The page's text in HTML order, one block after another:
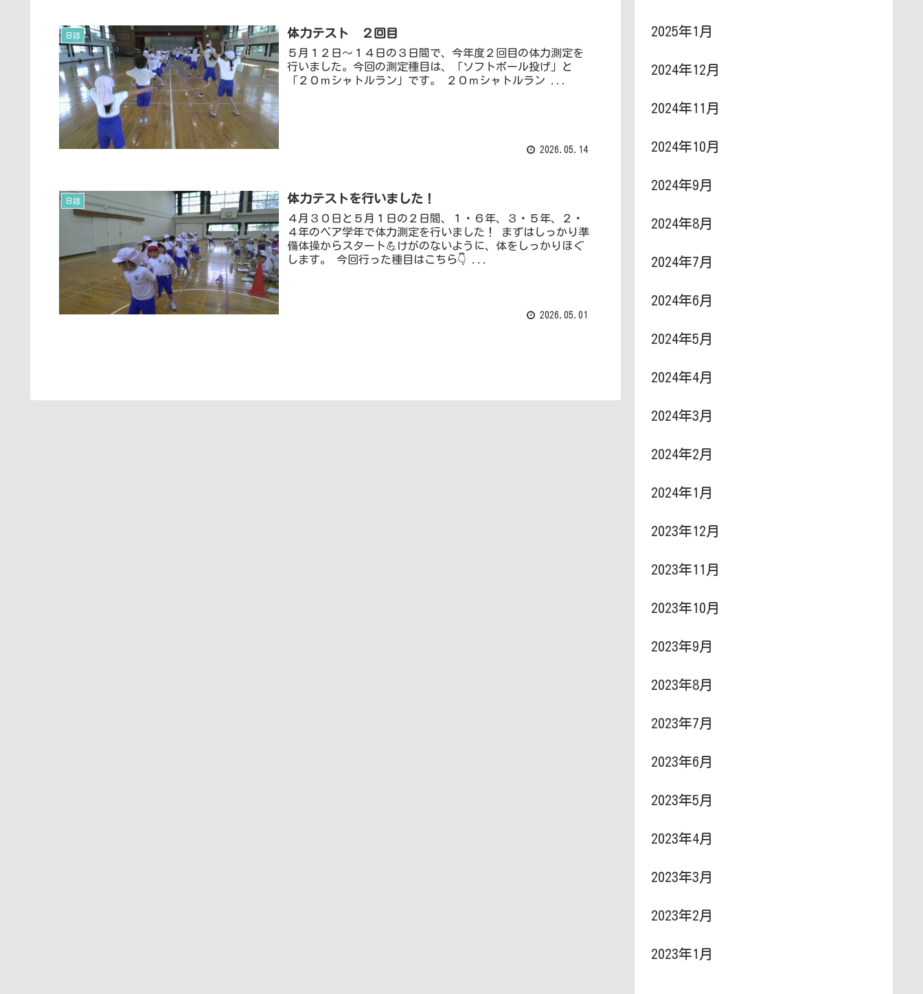
日誌 体力テスト ２回目
５月１２日〜１４日の３日間で、今年度２回目の体力測定を
行いました。今回の測定種目は、「ソフトボール投げ」と
「２０ｍシャトルラン」です。 ２０ｍシャトルラン ...
2026.05.14
日誌 体力テストを行いました！
４月３０日と５月１日の２日間、１・６年、３・５年、２・
４年のペア学年で体力測定を行いました！ まずはしっかり準
備体操からスタート💪けがのないように、体をしっかりほぐ
します。 今回行った種目はこちら👇 ...
2026.05.01
2025年1月
2024年12月
2024年11月
2024年10月
2024年9月
2024年8月
2024年7月
2024年6月
2024年5月
2024年4月
2024年3月
2024年2月
2024年1月
2023年12月
2023年11月
2023年10月
2023年9月
2023年8月
2023年7月
2023年6月
2023年5月
2023年4月
2023年3月
2023年2月
2023年1月